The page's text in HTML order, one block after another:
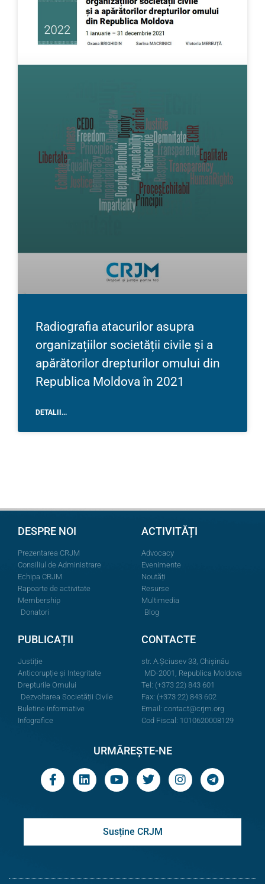
Radiografia atacurilor asupra
organizațiilor societății civile și a
apărătorilor drepturilor omului din
Republica Moldova în 2021
DETALII...
DESPRE NOI
Prezentarea CRJM
Consiliul de Administrare
Echipa CRJM
Rapoarte de activitate
Membership
Donatori
ACTIVITĂȚI
Advocacy
Evenimente
Noutăți
Resurse
Multimedia
Blog
PUBLICAȚII
Justiție
Anticorupție și Integritate
Drepturile Omului
Dezvoltarea Societății Civile
Buletine informative
Infografice
CONTACTE
str. A.Şciusev 33, Chișinău
MD-2001, Republica Moldova
Tel: (+373 22) 843 601
Fax: (+373 22) 843 602
Email: contact@crjm.org
Cod Fiscal: 1010620008129
URMĂREȘTE-NE
Susține CRJM